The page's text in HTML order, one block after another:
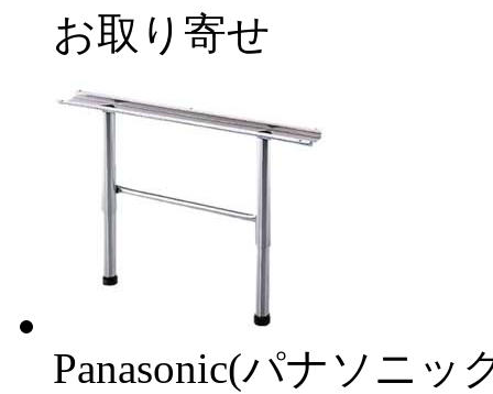
お取り寄せ
Panasonic(パナソニッ